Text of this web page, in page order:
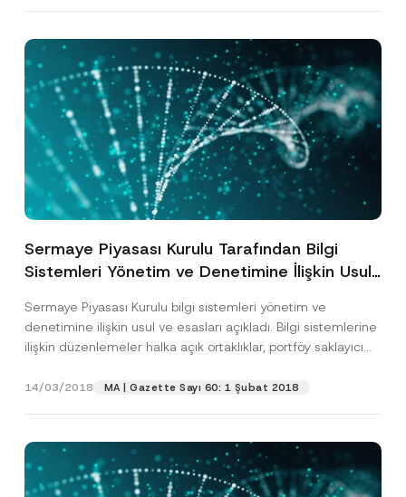
Sermaye Piyasası Kurulu Tarafından Bilgi
Sistemleri Yönetim ve Denetimine İlişkin Usul
Sermaye Piyasası Kurulu bilgi sistemleri yönetim ve
denetimine ilişkin usul ve esasları açıkladı. Bilgi sistemlerine
ilişkin düzenlemeler halka açık ortaklıklar, portföy saklayıcı
14/03/2018 MA | Gazette Sayı 60: 1 Şubat 2018
d
e
i
Pozisyon
E-Posta Adresi *
Telefon Numarası
Konu*
P
v
c
N
o
i
Bu iletişim formu aracılığıyla sağlanan kişisel
aydınlatma metni
ni okudum ve
A
o
e
Bu iletişim formunu göndererek,aydınlatma
GÖNDER